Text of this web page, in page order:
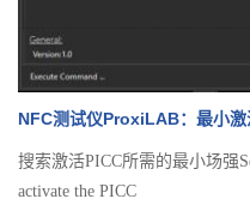
NFC测试仪ProxiLAB：最小
搜索激活PICC所需的最小场强
activate the PICC